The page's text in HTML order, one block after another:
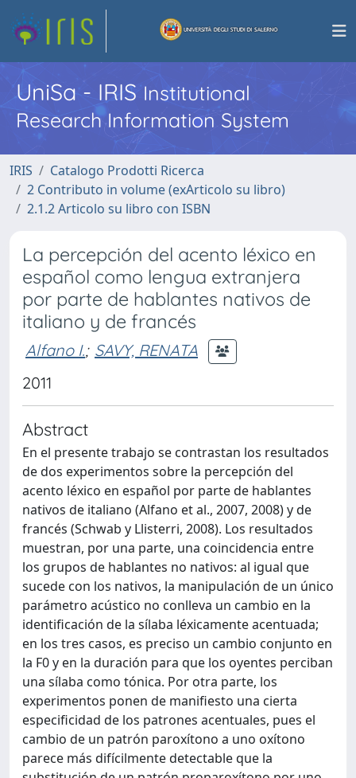
UniSa - IRISInstitutional
Research Information System
IRIS
Catalogo Prodotti Ricerca
2 Contributo in volume (exArticolo su libro)
2.1.2 Articolo su libro con ISBN
La percepción del acento léxico en
español como lengua extranjera
por parte de hablantes nativos de
italiano y de francés
Alfano I.; SAVY, RENATA
2011
Abstract
En el presente trabajo se contrastan los resultados
de dos experimentos sobre la percepción del
acento léxico en español por parte de hablantes
nativos de italiano (Alfano et al., 2007, 2008) y de
francés (Schwab y Llisterri, 2008). Los resultados
muestran, por una parte, una coincidencia entre
los grupos de hablantes no nativos: al igual que
sucede con los nativos, la manipulación de un único
parámetro acústico no conlleva un cambio en la
identificación de la sílaba léxicamente acentuada;
en los tres casos, es preciso un cambio conjunto en
la F0 y en la duración para que los oyentes perciban
una sílaba como tónica. Por otra parte, los
experimentos ponen de manifiesto una cierta
especificidad de los patrones acentuales, pues el
cambio de un patrón paroxítono a uno oxítono
parece más difícilmente detectable que la